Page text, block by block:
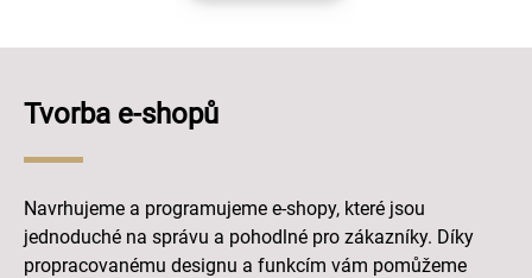
Tvorba e-shopů
Navrhujeme a programujeme e-shopy, které jsou
jednoduché na správu a pohodlné pro zákazníky. Díky
propracovanému designu a funkcím vám pomůžeme